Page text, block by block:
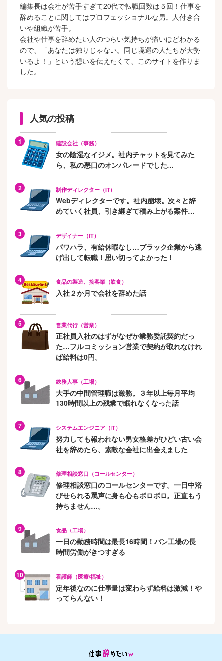
編集長は会社が苦手すぎて20代で転職回数は５回！仕事を
辞めることに関してはプロフェッショナルな男。人付き合
いや組織が苦手。
会社や仕事を辞めたい人のつらい気持ちが痛いほどわかる
ので、「あなたは独りじゃない。同じ境遇の人たちが大勢
いるよ！」という想いを伝えたくて、このサイトを作りま
した。
人気の投稿
建設会社（事務）
女の陰湿なイジメ。社内チャットを見てみた
ら、私の悪口のオンパレードでした…
制作ディレクター（IT）
Webディレクターです。社内崩壊。次々と辞
めていく社員、引き継ぎて積み上がる案件…
デザイナー（IT）
パワハラ、有給休暇なし…ブラック企業から逃
げ出して転職！思い切ってよかった！
食品の製造、接客業（飲食）
入社２か月で会社を辞めた話
営業代行（営業）
正社員入社のはずがなぜか業務委託契約だっ
た…フルコミッション営業で契約が取れなけれ
ば給料は0円。
総務人事（工場）
大手の中間管理職は激務。３年以上毎月平均
130時間以上の残業で眠れなくなった話
システムエンジニア（IT）
努力しても報われない男女格差がひどい古い会
社を辞めたら、素敵な会社に出会えました
修理相談窓口（コールセンター）
修理相談窓口のコールセンターです。一日中浴
びせられる罵声に身も心もボロボロ。正直もう
持ちません…。
食品（工場）
一日の勤務時間は最長16時間！パン工場の長
時間労働がきつすぎる
看護師（医療/福祉）
定年後なのに仕事量は変わらず給料は激減！や
ってらんない！